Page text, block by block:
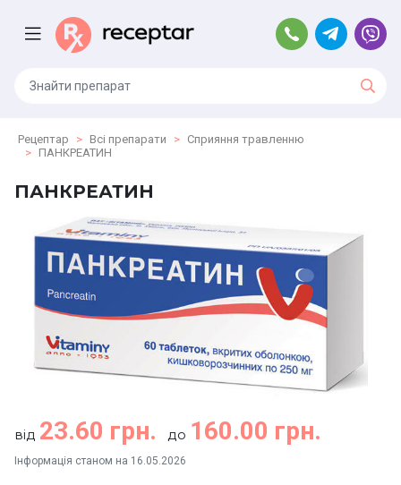
Рецептар Всі препарати
Сприяння травленню
ПАНКРЕАТИН
ПАНКРЕАТИН
від 23.60 грн. до 160.00 грн.
Інформація станом на 16.05.2026